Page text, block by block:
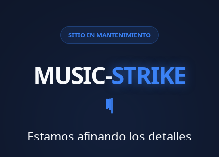
SITIO EN MANTENIMIENTO
MUSIC-STRIKE
Estamos afinando los detalles